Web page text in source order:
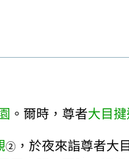
。爾時，尊者大目揵
② ，於夜來詣尊者大